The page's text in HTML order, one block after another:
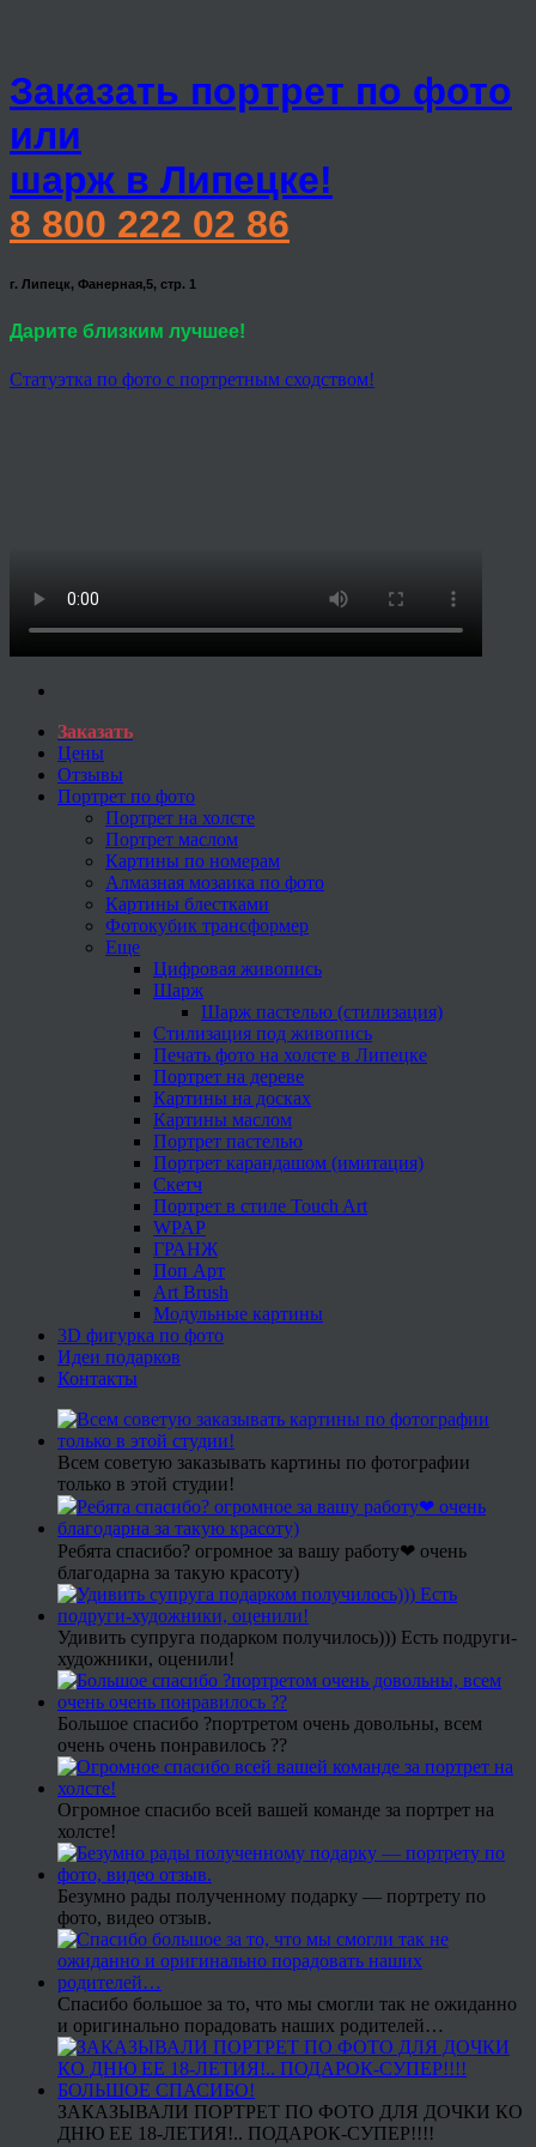
Заказать портрет по фото
или
шарж в Липецке!
8 800 222 02 86
г. Липецк, Фанерная,5, стр. 1
Дарите близким лучшее!
Статуэтка по фото с портретным сходством!
Заказать
Цены
Отзывы
Портрет по фото
Портрет на холсте
Портрет маслом
Картины по номерам
Алмазная мозаика по фото
Картины блестками
Фотокубик трансформер
Еще
Цифровая живопись
Шарж
Шарж пастелью (стилизация)
Стилизация под живопись
Печать фото на холсте в Липецке
Портрет на дереве
Картины на досках
Картины маслом
Портрет пастелью
Портрет карандашом (имитация)
Скетч
Портрет в стиле Touch Art
WPAP
ГРАНЖ
Поп Арт
Art Brush
Модульные картины
3D фигурка по фото
Идеи подарков
Контакты
Всем советую заказывать картины по фотографии
только в этой студии!
Ребята спасибо? огромное за вашу работу❤ очень
благодарна за такую красоту)
Удивить супруга подарком получилось))) Есть подруги-
художники, оценили!
Большое спасибо ?портретом очень довольны, всем
очень очень понравилось ??
Огромное спасибо всей вашей команде за портрет на
холсте!
Безумно рады полученному подарку — портрету по
фото, видео отзыв.
Спасибо большое за то, что мы смогли так не ожиданно
и оригинально порадовать наших родителей…
ЗАКАЗЫВАЛИ ПОРТРЕТ ПО ФОТО ДЛЯ ДОЧКИ КО
ДНЮ ЕЕ 18-ЛЕТИЯ!.. ПОДАРОК-СУПЕР!!!!